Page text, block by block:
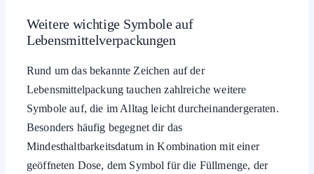
Weitere wichtige Symbole auf
Lebensmittelverpackungen
Rund um das bekannte Zeichen auf der
Lebensmittelpackung tauchen zahlreiche weitere
Symbole auf, die im Alltag leicht durcheinandergeraten.
Besonders häufig begegnet dir das
Mindesthaltbarkeitsdatum in Kombination mit einer
geöffneten Dose, dem Symbol für die Füllmenge, der